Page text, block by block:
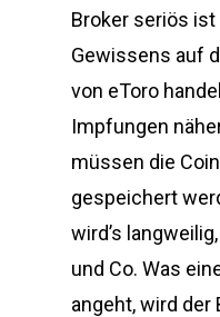
Broker seriös
Gewissens auf
von eToro
Impfungen
müssen die
gespeichert
wird’s
und Co. Was
angeht, wird der